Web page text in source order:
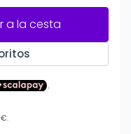
a la cesta